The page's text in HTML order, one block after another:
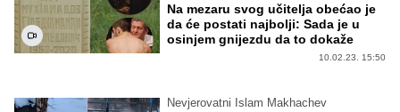
Na mezaru svog učitelja obećao je
da će postati najbolji: Sada je u
osinjem gnijezdu da to dokaže
10.02.23. 15:50
Nevjerovatni Islam Makhachev